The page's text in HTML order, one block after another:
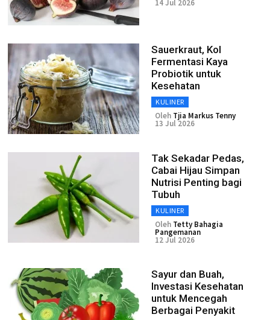
14 Jul 2026
Sauerkraut, Kol
Fermentasi Kaya
Probiotik untuk
Kesehatan
KULINER
Oleh Tjia Markus Tenny
13 Jul 2026
Tak Sekadar Pedas,
Cabai Hijau Simpan
Nutrisi Penting bagi
Tubuh
KULINER
Oleh Tetty Bahagia
Pangemanan
12 Jul 2026
Sayur dan Buah,
Investasi Kesehatan
untuk Mencegah
Berbagai Penyakit